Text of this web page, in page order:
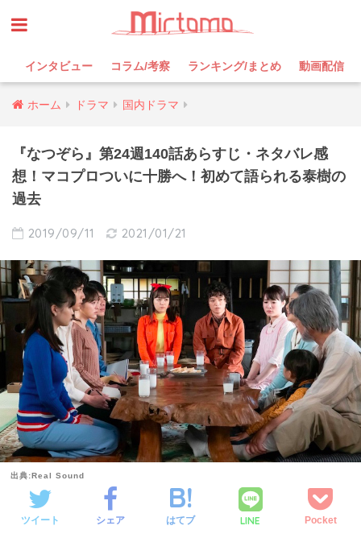
インタビュー コラム/考察 ランキング/まとめ 動画配信
ホーム ドラマ 国内ドラマ
『なつぞら』第24週140話あらすじ・ネタバレ感
想！マコプロついに十勝へ！初めて語られる泰樹の
過去
2019/09/11 2021/01/21
出典:Real Sound
ツイート シェア はてブ LINE Pocket